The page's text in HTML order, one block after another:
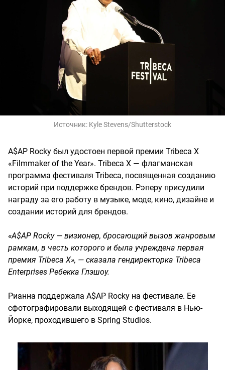
Источник: Kyle Stevens/Shutterstock
A$AP Rocky был удостоен первой премии Tribeca X
«Filmmaker of the Year». Tribeca X — флагманская
программа фестиваля Tribeca, посвященная созданию
историй при поддержке брендов. Рэперу присудили
награду за его работу в музыке, моде, кино, дизайне и
создании историй для брендов.
«A$AP Rocky — визионер, бросающий вызов жанровым
рамкам, в честь которого и была учреждена первая
премия Tribeca X», — сказала гендиректорка Tribeca
Enterprises Ребекка Глэшоу.
Рианна поддержала A$AP Rocky на фестивале. Ее
сфотографировали выходящей с фестиваля в Нью-
Йорке, проходившего в Spring Studios.